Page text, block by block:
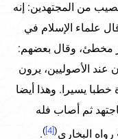
من المجتهدين: إنه
علماء الإسلام في
مخطئ، وقال بعضهم:
الأصوليين، يرون
خطبا يسيرا. وهذا أيضا
ثم أصاب فله
البخاري(
)
.